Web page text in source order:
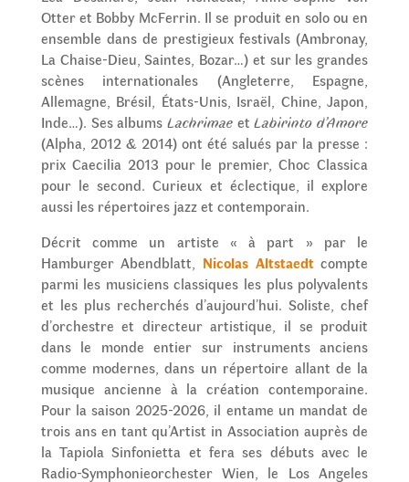
Otter et Bobby McFerrin. Il se produit en solo ou en
ensemble dans de prestigieux festivals (Ambronay,
La Chaise-Dieu, Saintes, Bozar…) et sur les grandes
scènes internationales (Angleterre, Espagne,
Allemagne, Brésil, États-Unis, Israël, Chine, Japon,
Inde…). Ses albums Lachrimae etLabirinto d’Amore
(Alpha, 2012 & 2014) ont été salués par la presse :
prix Caecilia 2013 pour le premier, Choc Classica
pour le second. Curieux et éclectique, il explore
aussi les répertoires jazz et contemporain.
Décrit comme un artiste « à part » par le
Hamburger Abendblatt, Nicolas Altstaedtcompte
parmi les musiciens classiques les plus polyvalents
et les plus recherchés d’aujourd’hui. Soliste, chef
d’orchestre et directeur artistique, il se produit
dans le monde entier sur instruments anciens
comme modernes, dans un répertoire allant de la
musique ancienne à la création contemporaine.
Pour la saison 2025-2026, il entame un mandat de
trois ans en tant qu’Artist in Association auprès de
la Tapiola Sinfonietta et fera ses débuts avec le
Radio-Symphonieorchester Wien, le Los Angeles